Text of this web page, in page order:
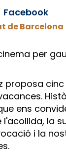
Facebook
de Barcelona
per
proposa cinc
ens
la
i la